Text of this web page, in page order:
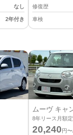
なし
2年付き
修復歴
車検
ムーヴ キャ
8年リース月額
20,240円